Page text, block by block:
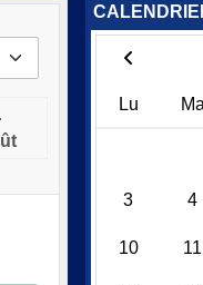
Lu Ma
3 4
10 11